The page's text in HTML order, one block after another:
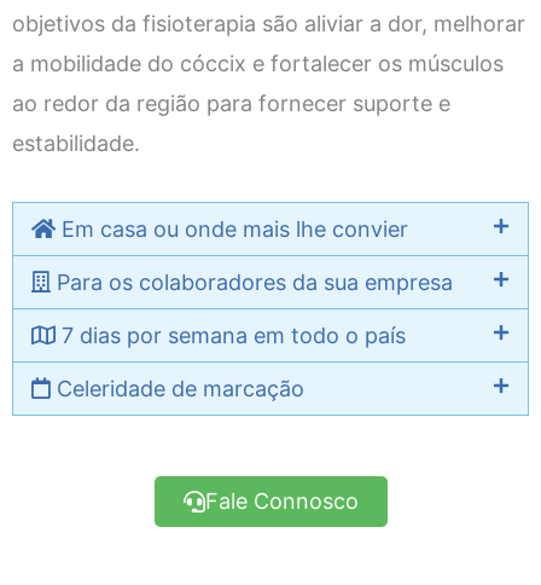
objetivos da fisioterapia são aliviar a dor, melhorar
a mobilidade do cóccix e fortalecer os músculos
ao redor da região para fornecer suporte e
estabilidade.
Em casa ou onde mais lhe convier
Para os colaboradores da sua empresa
7 dias por semana em todo o país
Celeridade de marcação
Fale Connosco